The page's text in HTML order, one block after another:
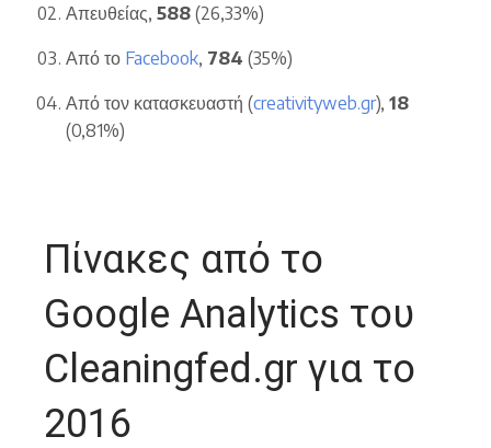
Απευθείας, 588 (26,33%)
Από το Facebook, 784 (35%)
Από τον κατασκευαστή (creativityweb.gr), 18
(0,81%)
Πίνακες από το
Google Analytics του
Cleaningfed.gr για το
2016